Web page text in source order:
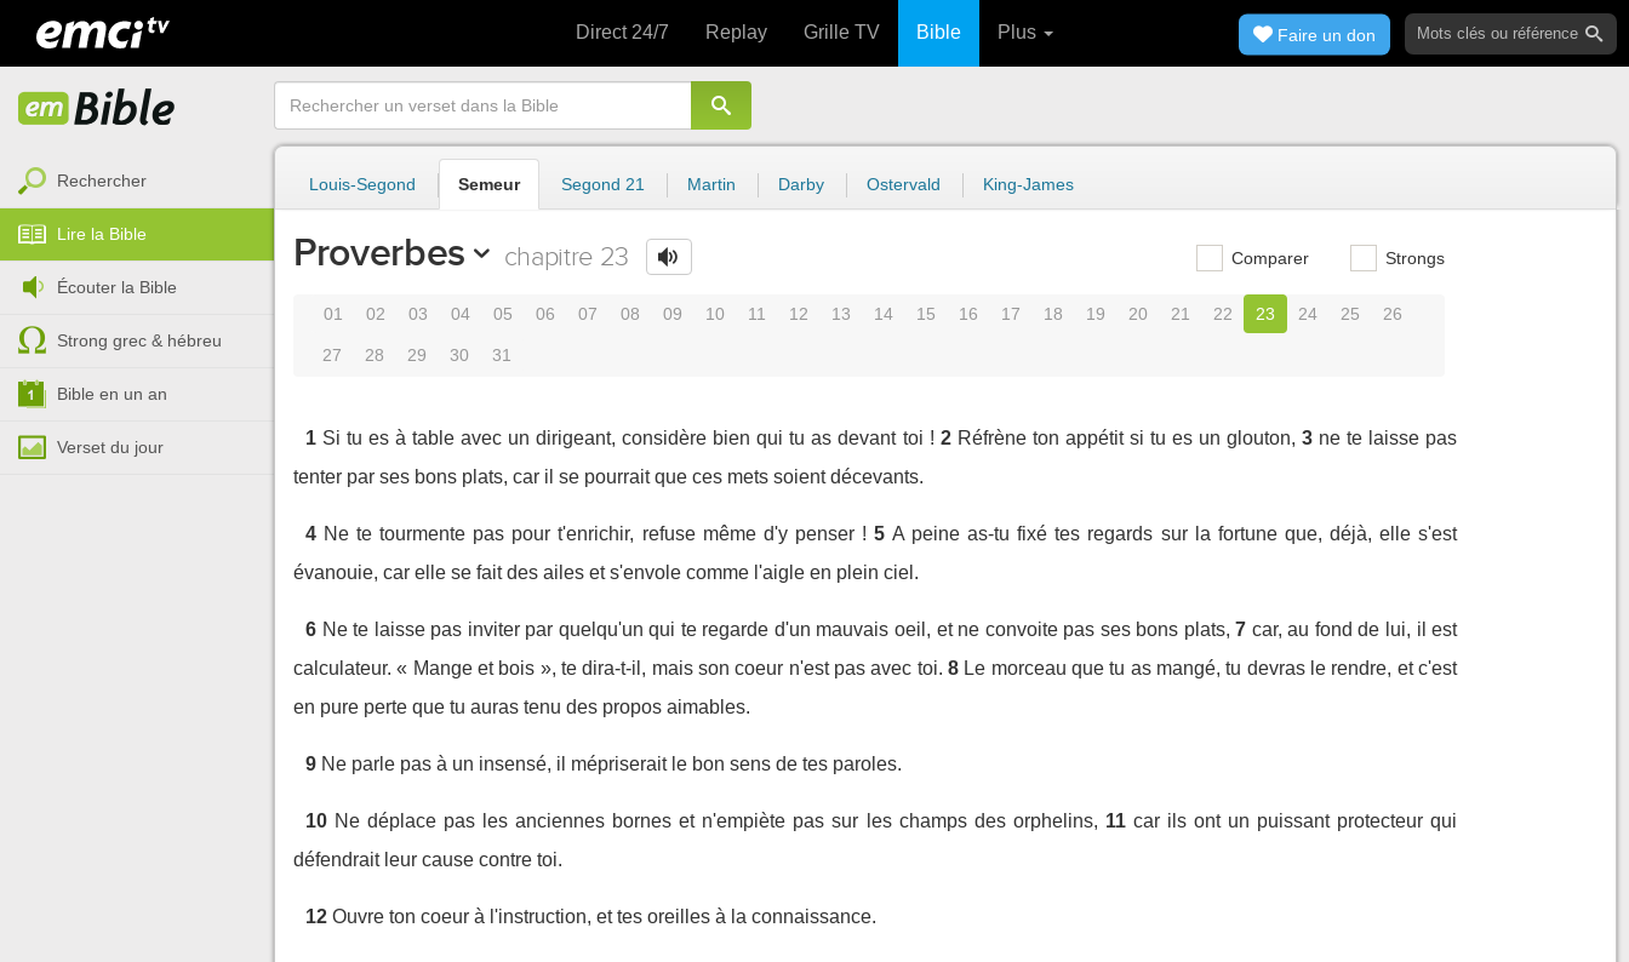
Direct 24/7 Replay Grille TV Bible Plus Faire un don
Rechercher
Lire la Bible
Écouter la Bible
Strong grec & hébreu
Bible en un an
Verset du jour
Louis-Segond Semeur Segond 21 Martin Darby Ostervald King-James
Proverbes chapitre 23 Comparer Strongs
01 02 03 04 05 06 07 08 09 10 11 12 13 14 15 16 17 18 19 20 21 22 23 24 25 26
27 28 29 30 31
1 Si tu es à table avec un dirigeant, considère bien qui tu as devant toi ! 2 Réfrène ton appétit si tu es un glouton, 3 ne te laisse pas
tenter par ses bons plats, car il se pourrait que ces mets soient décevants.
4 Ne te tourmente pas pour t'enrichir, refuse même d'y penser ! 5 A peine as-tu fixé tes regards sur la fortune que, déjà, elle s'est
évanouie, car elle se fait des ailes et s'envole comme l'aigle en plein ciel.
6 Ne te laisse pas inviter par quelqu'un qui te regarde d'un mauvais oeil, et ne convoite pas ses bons plats, 7 car, au fond de lui, il est
calculateur. « Mange et bois », te dira-t-il, mais son coeur n'est pas avec toi. 8 Le morceau que tu as mangé, tu devras le rendre, et c'est
en pure perte que tu auras tenu des propos aimables.
9 Ne parle pas à un insensé, il mépriserait le bon sens de tes paroles.
10 Ne déplace pas les anciennes bornes et n'empiète pas sur les champs des orphelins, 11 car ils ont un puissant protecteur qui
défendrait leur cause contre toi.
12 Ouvre ton coeur à l'instruction, et tes oreilles à la connaissance.